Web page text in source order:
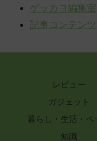
ゲッカヨ編集室
記事コンテン
レビュー
ガジェット
暮らし・生活・ペ
知識